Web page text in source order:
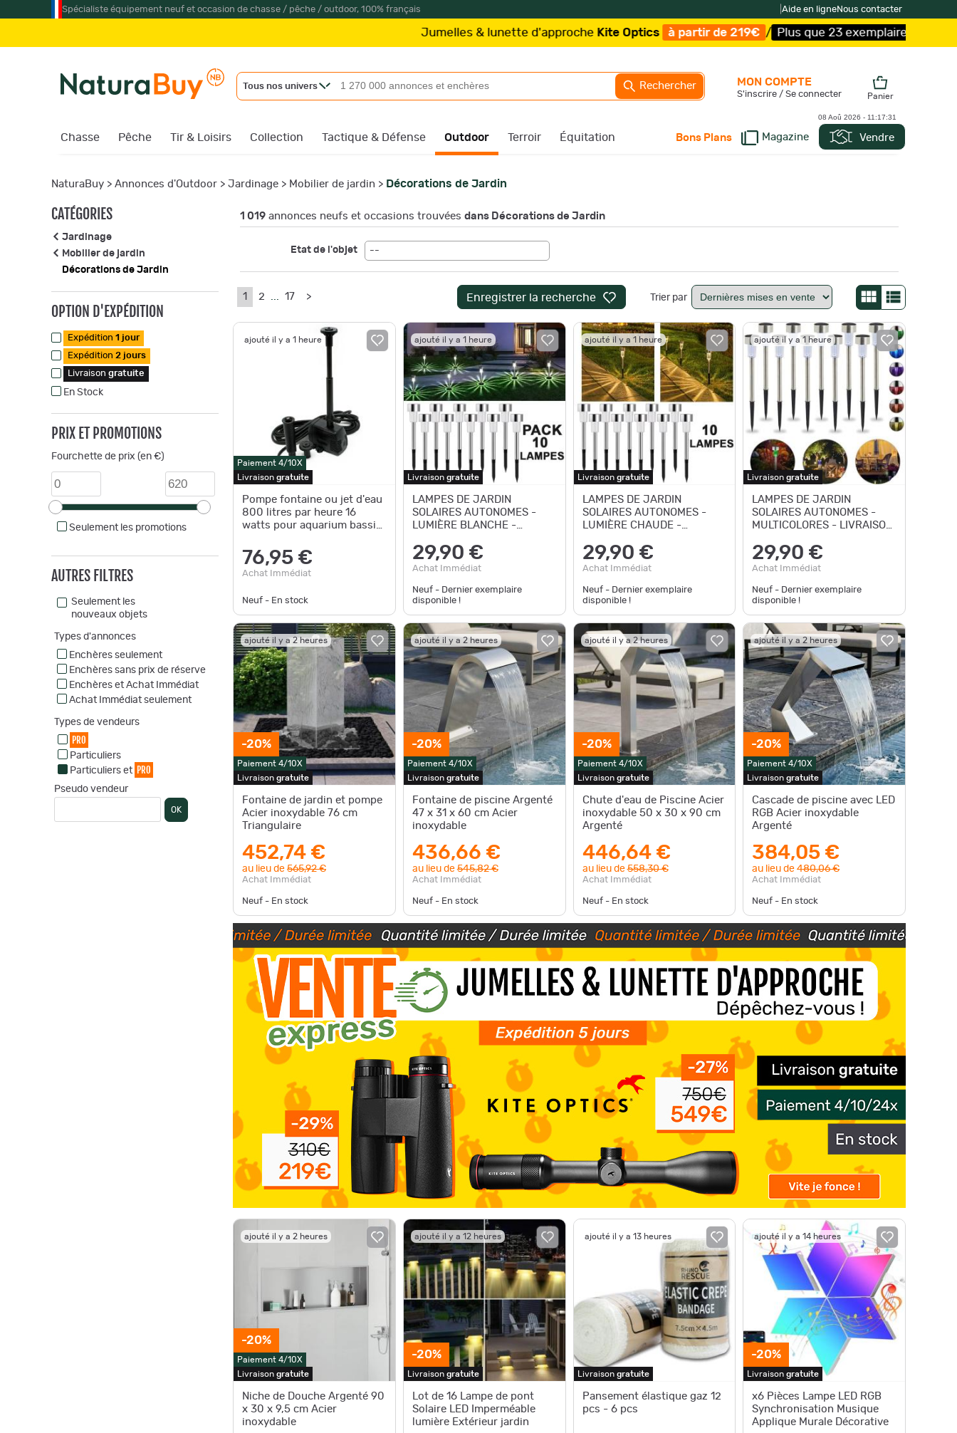
Spécialiste équipement neuf et occasion de chasse / pêche / outdoor, 100% français Aide en ligneNous contacter
Jumelles & lunette d'approcheKite Optics à partir de 219€ / Plus que 23 exemplaires ! / Livraison offerte et
Tous nos univers Rechercher
Chasse Pêche Tir & Loisirs Collection Tactique & Défense Outdoor Terroir Équitation Bons Plans Magazine Vendre
MON COMPTE
S'inscrire / Se connecter Panier
08 Aoû 2026 - 11:17:33
NaturaBuy > Annonces d'Outdoor > Jardinage > Mobilier de jardin > Décorations de Jardin
CATÉGORIES
Jardinage
Mobilier de jardin
Décorations de Jardin
OPTION D'EXPÉDITION
Expédition 1 jour
Expédition 2 jours
Livraison gratuite
En Stock
PRIX ET PROMOTIONS
Fourchette de prix (en €)
Seulement les promotions
AUTRES FILTRES
Seulement les
nouveaux objets
Types d'annonces
Enchères seulement
Enchères sans prix de réserve
Enchères et Achat Immédiat
Achat Immédiat seulement
Types de vendeurs
PRO
Particuliers
Particuliers et PRO
Pseudo vendeur
OK
1 019 annonces neufs et occasions trouvées dans Décorations de Jardin
Etat de l'objet --
1 2 ... 17 > Enregistrer la recherche Trier par
ajouté il y a 1 heure
Paiement 4/10X
Livraison gratuite
Pompe fontaine ou jet d'eau
800 litres par heure 16
watts pour aquarium bassin
76,95 €
Achat Immédiat
Neuf - En stock
ajouté il y a 1 heure
Livraison gratuite
LAMPES DE JARDIN
SOLAIRES AUTONOMES -
LUMIÈRE BLANCHE -
29,90 €
Achat Immédiat
Neuf - Dernier exemplaire
disponible !
ajouté il y a 1 heure
Livraison gratuite
LAMPES DE JARDIN
SOLAIRES AUTONOMES -
LUMIÈRE CHAUDE -
29,90 €
Achat Immédiat
Neuf - Dernier exemplaire
disponible !
ajouté il y a 1 heure
Livraisongratuite
LAMPES DE JARDIN
SOLAIRES AUTONOMES -
MULTICOLORES - LIVRAISON
29,90 €
Achat Immédiat
Neuf - Dernier exemplaire
disponible !
ajouté il y a 2 heures
-20%
Paiement 4/10X
Livraison gratuite
Fontaine de jardin et pompe
Acier inoxydable 76 cm
Triangulaire
452,74 €
au lieu de 565,92 €
Achat Immédiat
Neuf - En stock
ajouté il y a 2 heures
-20%
Paiement 4/10X
Livraison gratuite
Fontaine de piscine Argenté
47 x 31 x 60 cm Acier
inoxydable
436,66 €
au lieu de545,82 €
Achat Immédiat
Neuf - En stock
ajouté il y a 2 heures
-20%
Paiement 4/10X
Livraison gratuite
Chute d'eau de Piscine Acier
inoxydable 50 x 30 x 90 cm
Argenté
446,64 €
au lieu de558,30 €
Achat Immédiat
Neuf - En stock
ajouté il y a 2 heures
-20%
Paiement 4/10X
Livraisongratuite
Cascade de piscine avec LED
RGB Acier inoxydable
Argenté
384,05 €
au lieu de480,06 €
Achat Immédiat
Neuf - En stock
ajouté il y a 2 heures
-20%
Paiement 4/10X
Livraison gratuite
Niche de Douche Argenté 90
x 30 x 9,5 cm Acier
inoxydable
ajouté il y a 12 heures
-20%
Livraison gratuite
Lot de 16 Lampe de pont
Solaire LED Imperméable
lumière Extérieur jardin
ajouté il y a 13 heures
Livraison gratuite
Pansement élastique gaz 12
pcs - 6 pcs
ajouté il y a 14 heures
-20%
Livraisongratuite
x6 Pièces Lampe LED RGB
Synchronisation Musique
Applique Murale Décorative